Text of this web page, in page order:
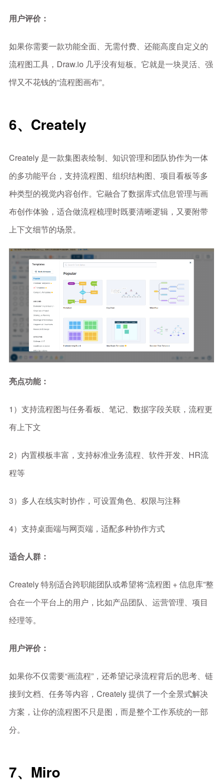
用户评价：
如果你需要一款功能全面、无需付费、还能高度自定义的
流程图工具，Draw.io 几乎没有短板。它就是一块灵活、强
悍又不花钱的“流程图画布”。
6、Creately
Creately 是一款集图表绘制、知识管理和团队协作为一体
的多功能平台，支持流程图、组织结构图、项目看板等多
种类型的视觉内容创作。它融合了数据库式信息管理与画
布创作体验，适合做流程梳理时既要清晰逻辑，又要附带
上下文细节的场景。
亮点功能：
1）支持流程图与任务看板、笔记、数据字段关联，流程更
有上下文
2）内置模板丰富，支持标准业务流程、软件开发、HR流
程等
3）多人在线实时协作，可设置角色、权限与注释
4）支持桌面端与网页端，适配多种协作方式
适合人群：
Creately 特别适合跨职能团队或希望将“流程图 + 信息库”整
合在一个平台上的用户，比如产品团队、运营管理、项目
经理等。
用户评价：
如果你不仅需要“画流程”，还希望记录流程背后的思考、链
接到文档、任务等内容，Creately 提供了一个全景式解决
方案，让你的流程图不只是图，而是整个工作系统的一部
分。
7、Miro